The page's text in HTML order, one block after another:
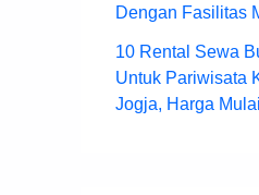
Dengan Fasilitas
10 Rental Sewa
Untuk Pariwisata
Jogja, Harga